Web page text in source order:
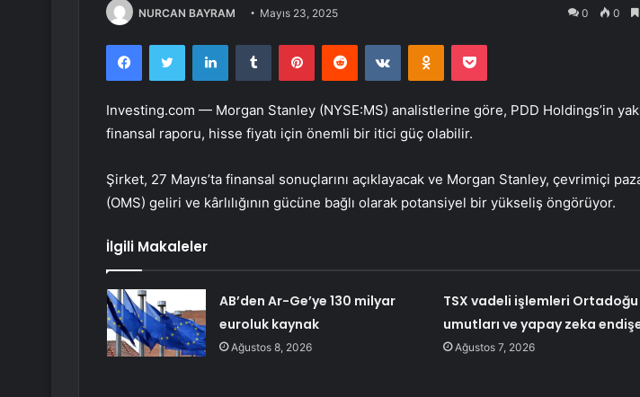
NURCAN BAYRAM Mayıs 23, 2025 0 0
FacebookTwitter LinkedInTumblr PinterestReddit VKontakteOdnoklassniki
Pocket
Investing.com — Morgan Stanley (NYSE:MS) analistlerine göre, PDD Holdings’in
finansal raporu, hisse fiyatı için önemli bir itici güç olabilir.
Şirket, 27 Mayıs’ta finansal sonuçlarını açıklayacak ve Morgan Stanley, çevrimiçi
(OMS) geliri ve kârlılığının gücüne bağlı olarak potansiyel bir yükseliş öngörüyor.
İlgili Makaleler
AB’den Ar-Ge’ye 130 milyar
euroluk kaynak
Ağustos 8, 2026
TSX vadeli işlemleri Ortadoğu
umutları ve yapay zeka
Ağustos 7, 2026